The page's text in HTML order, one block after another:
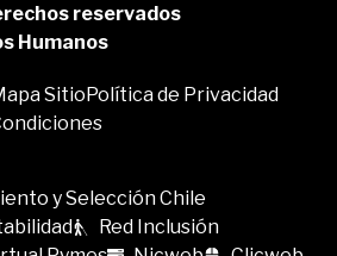
reservados
Humanos
SitioPolítica de Privacidad
y Selección Chile
Red Inclusión